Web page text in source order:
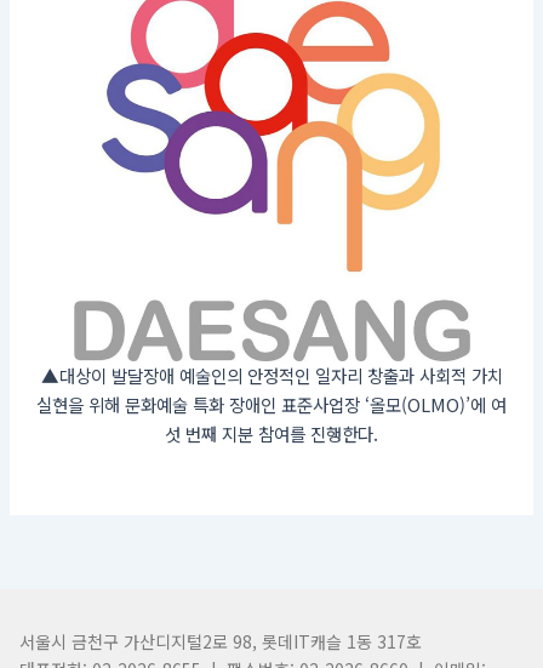
▲대상이 발달장애 예술인의 안정적인 일자리 창출과 사회적 가치
실현을 위해 문화예술 특화 장애인 표준사업장 ‘올모(OLMO)’에 여
섯 번째 지분 참여를 진행한다.
서울시 금천구 가산디지털2로 98, 롯데IT캐슬 1동 317호